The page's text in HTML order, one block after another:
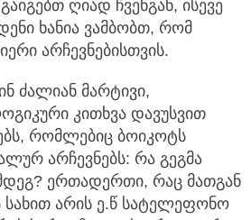
ხანია ვამბობთ, რომ
არჩევნებისთვის.
კითხვა დავუსვით
რომლებიც ბოიკოტს
არჩევნებს: რა გეგმა
ერთადერთი, რაც მათგან
სახით არის ე.წ სატელეფონო
სერიოზული, საერთოდ რა